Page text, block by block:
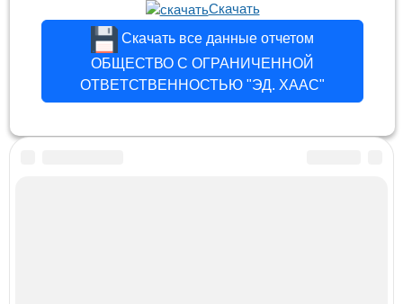
Скачать
Скачать все данные отчетом
ОБЩЕСТВО С ОГРАНИЧЕННОЙ
ОТВЕТСТВЕННОСТЬЮ "ЭД. ХААС"